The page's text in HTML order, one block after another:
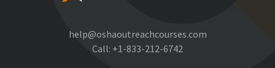
help@oshaoutreachcourses.com
Call: +1-833-212-6742